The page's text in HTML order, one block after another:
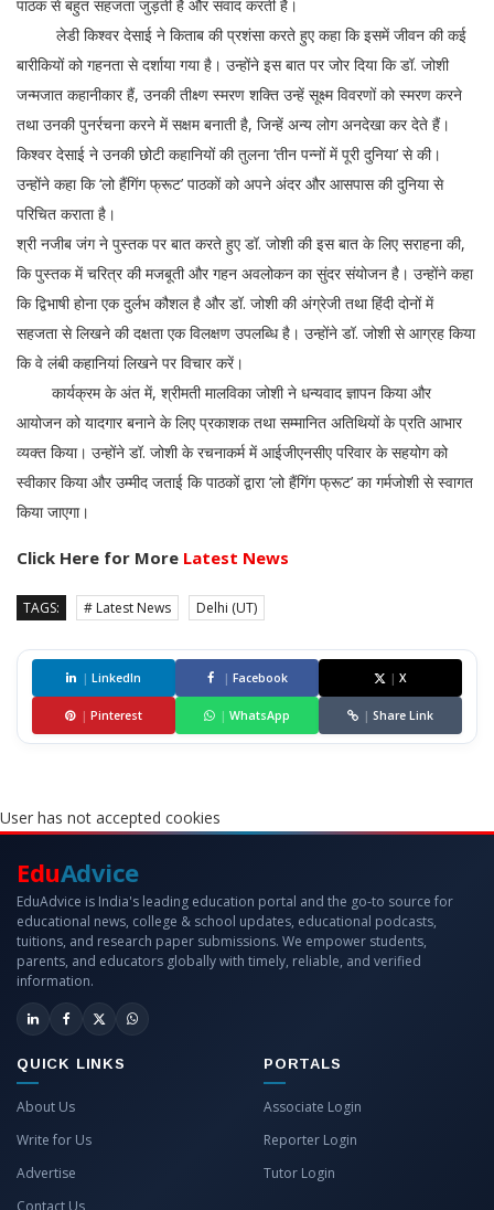
पाठक से बहुत सहजता जुड़ती है और संवाद करती है।
लेडी किश्वर देसाई ने किताब की प्रशंसा करते हुए कहा कि इसमें जीवन की कई
बारीकियों को गहनता से दर्शाया गया है। उन्होंने इस बात पर जोर दिया कि डॉ. जोशी
जन्मजात कहानीकार हैं, उनकी तीक्ष्ण स्मरण शक्ति उन्हें सूक्ष्म विवरणों को स्मरण करने
तथा उनकी पुनर्रचना करने में सक्षम बनाती है, जिन्हें अन्य लोग अनदेखा कर देते हैं।
किश्वर देसाई ने उनकी छोटी कहानियों की तुलना ‘तीन पन्नों में पूरी दुनिया’ से की।
उन्होंने कहा कि ‘लो हैंगिंग फ्रूट’ पाठकों को अपने अंदर और आसपास की दुनिया से
परिचित कराता है।
श्री नजीब जंग ने पुस्तक पर बात करते हुए डॉ. जोशी की इस बात के लिए सराहना की,
कि पुस्तक में चरित्र की मजबूती और गहन अवलोकन का सुंदर संयोजन है। उन्होंने कहा
कि द्विभाषी होना एक दुर्लभ कौशल है और डॉ. जोशी की अंग्रेजी तथा हिंदी दोनों में
सहजता से लिखने की दक्षता एक विलक्षण उपलब्धि है। उन्होंने डॉ. जोशी से आग्रह किया
कि वे लंबी कहानियां लिखने पर विचार करें।
कार्यक्रम के अंत में, श्रीमती मालविका जोशी ने धन्यवाद ज्ञापन किया और
आयोजन को यादगार बनाने के लिए प्रकाशक तथा सम्मानित अतिथियों के प्रति आभार
व्यक्त किया। उन्होंने डॉ. जोशी के रचनाकर्म में आईजीएनसीए परिवार के सहयोग को
स्वीकार किया और उम्मीद जताई कि पाठकों द्वारा ‘लो हैंगिंग फ्रूट’ का गर्मजोशी से स्वागत
किया जाएगा।
Click Here for More Latest News
TAGS: # Latest News Delhi (UT)
| LinkedIn | Facebook | X
| Pinterest | WhatsApp | Share Link
User has not accepted cookies
EduAdvice
EduAdvice is India's leading education portal and the go-to source for
educational news, college & school updates, educational podcasts,
tuitions, and research paper submissions. We empower students,
parents, and educators globally with timely, reliable, and verified
information.
QUICK LINKS
About Us
Write for Us
Advertise
PORTALS
Associate Login
Reporter Login
Tutor Login